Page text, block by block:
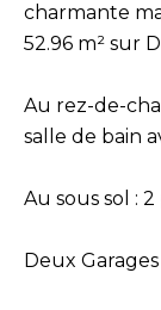
charmante
52.96 m² sur
Au rez-de-
salle de bain
Au sous sol : 2
Deux Garages